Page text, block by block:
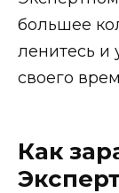
большее
ленитесь и
своего
Как